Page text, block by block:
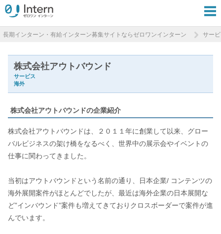
長期インターン・有給インターン募集サイトならゼロワンインターン サー
株式会社アウトバウンド
サービス
海外
株式会社アウトバウンドの企業紹介
株式会社アウトバウンドは、２０１１年に創業して以来、グロー
バルビジネスの架け橋をなるべく、世界中の展示会やイベントの
仕事に関わってきました。
当初はアウトバウンドという名前の通り、日本企業/ コンテンツの
海外展開案件がほとんどでしたが、最近は海外企業の日本展開な
ど”インバウンド”案件も増えてきておりクロスボーダーで案件が進
んでいます。